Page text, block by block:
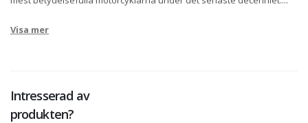
Visa mer
Intresserad av
produkten?